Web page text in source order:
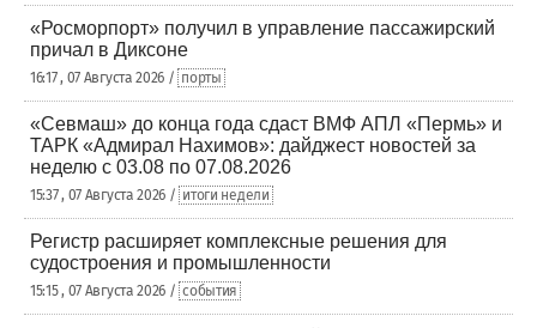
«Росморпорт» получил в управление пассажирский
причал в Диксоне
16:17 , 07 Августа 2026 / порты
«Севмаш» до конца года сдаст ВМФ АПЛ «Пермь» и
ТАРК «Адмирал Нахимов»: дайджест новостей за
неделю с 03.08 по 07.08.2026
15:37 , 07 Августа 2026 / итоги недели
Регистр расширяет комплексные решения для
судостроения и промышленности
15:15 , 07 Августа 2026 / события